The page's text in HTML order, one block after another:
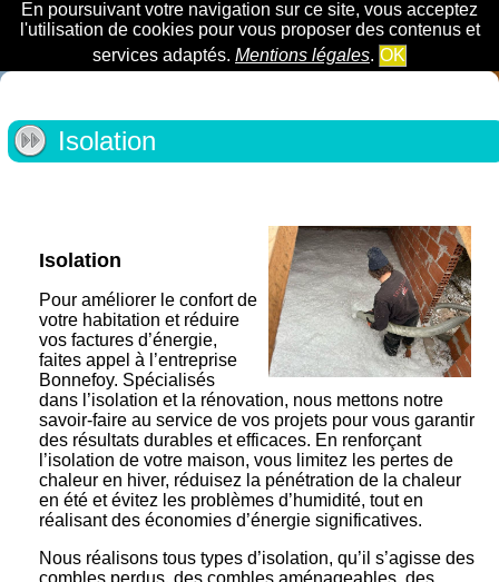
En poursuivant votre navigation sur ce site, vous acceptez
l'utilisation de cookies pour vous proposer des contenus et
services adaptés. Mentions légales. OK
Isolation
Isolation
Pour améliorer le confort de
votre habitation et réduire
vos factures d’énergie,
faites appel à l’entreprise
Bonnefoy. Spécialisés
dans l’isolation et la rénovation, nous mettons notre
savoir-faire au service de vos projets pour vous garantir
des résultats durables et efficaces. En renforçant
l’isolation de votre maison, vous limitez les pertes de
chaleur en hiver, réduisez la pénétration de la chaleur
en été et évitez les problèmes d’humidité, tout en
réalisant des économies d’énergie significatives.
Nous réalisons tous types d’isolation, qu’il s’agisse des
combles perdus, des combles aménageables, des